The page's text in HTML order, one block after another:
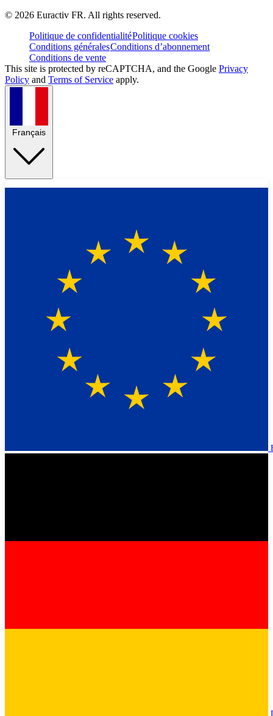
© 2026 Euractiv FR. All rights reserved.
Politique de confidentialitéPolitique cookies
Conditions généralesConditions d’abonnement
Conditions de vente
This site is protected by reCAPTCHA, and the Google Privacy
Policy and Terms of Service apply.
Français